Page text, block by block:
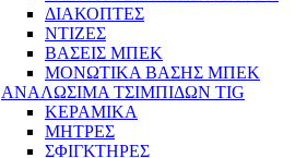
ΔΙΑΚΟΠΤΕΣ
ΝΤΙΖΕΣ
ΒΑΣΕΙΣ ΜΠΕΚ
ΜΟΝΩΤΙΚΑ ΒΑΣΗΣ ΜΠΕΚ
ΑΝΑΛΩΣΙΜΑ ΤΣΙΜΠΙΔΩΝ TIG
ΚΕΡΑΜΙΚΑ
ΜΗΤΡΕΣ
ΣΦΙΓΚΤΗΡΕΣ